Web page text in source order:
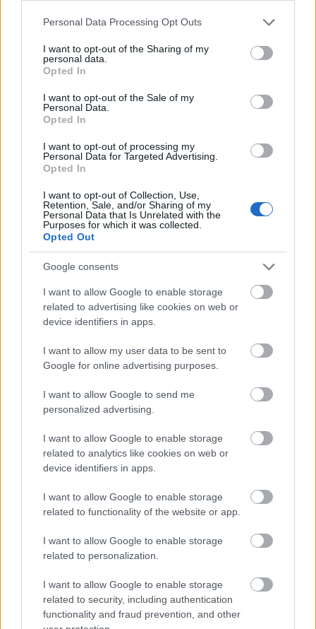
Please note that this website/app uses one or more Google
not limited to your visit or usage behaviour. You may click to
grant or deny consent to Google and its third-party tags to
use your data for below specified purposes in below Google
consent section.
Personal Data Processing Opt Outs
I want to opt-out of the Sharing of my
personal data.
Opted In
I want to opt-out of the Sale of my
Personal Data.
Opted In
I want to opt-out of processing my
Personal Data for Targeted Advertising.
Opted In
I want to opt-out of Collection, Use,
Retention, Sale, and/or Sharing of my
Personal Data that Is Unrelated with the
Purposes for which it was collected.
Opted Out
Google consents
I want to allow Google to enable storage
related to advertising like cookies on web or
device identifiers in apps.
I want to allow my user data to be sent to
Google for online advertising purposes.
I want to allow Google to send me
personalized advertising.
I want to allow Google to enable storage
related to analytics like cookies on web or
device identifiers in apps.
I want to allow Google to enable storage
related to functionality of the website or app.
I want to allow Google to enable storage
related to personalization.
I want to allow Google to enable storage
related to security, including authentication
functionality and fraud prevention, and other
Az történt, hogy három éve ez lett Péter élete.
Gondolt egyet a zöldséges boltjában, és elkezdett
turmixolni. Aztán először elkezdett belemélyedni a
javas-kultúrába, megismerkedett a
gyógynövényekkel, a sámánkodással, annak minden
sprirituális és kézzel fogható összetevőjével. Aztán az
is lecsengett. Aztán játszott a fűszerekkel: ma már
40-45 fűszert használ a turmixokba, de nem csak
bazsalikomot, citromfüvet meg hasonlókat. Istenfát,
zöldborsot, ananászmentát, ilyeneket.
Van egy Termomix gépe (ő mondta, hogy az nagy
kiváltság, nekem fogalmam sincs), amivel
lekvárokat, szörpöket készít, főz, olyan összetevőkkel,
olyan fűszerezéssel, ahogy csak akarja. És
folyamatosan kísérletezik: Kovács Danival, az egyik
legjobb magyar bartenderrel közösen álmodják
meg a koncepciókat, játszanak az ízekkel, minden
héten egy szeánszot tartva.
Egyébként az Élesztő szomszédságában található
Mahung Biokocsma így fest belülről: